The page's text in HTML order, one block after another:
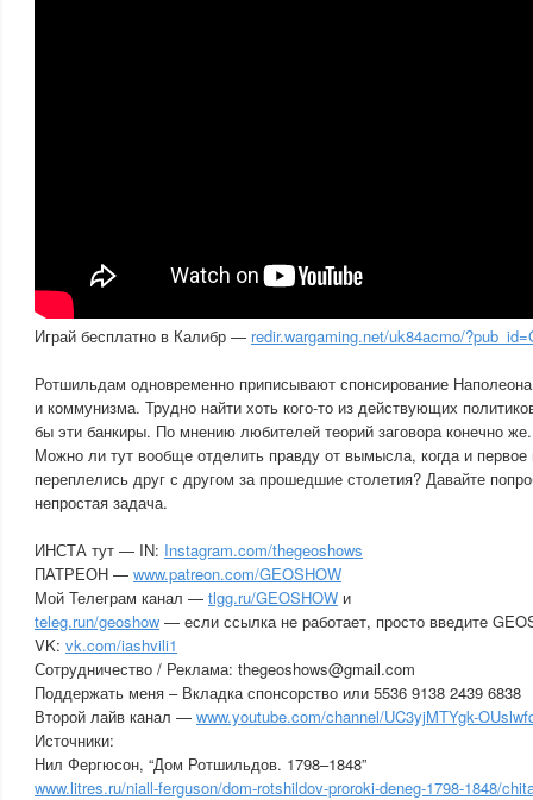
Играй бесплатно в Калибр — redir.wargaming.net/uk84acmo/
Ротшильдам одновременно приписывают спонсирование
и коммунизма. Трудно найти хоть кого-то из действующих
бы эти банкиры. По мнению любителей теорий заговора конечно же.
Можно ли тут вообще отделить правду от вымысла, когда и первое
переплелись друг с другом за прошедшие столетия? Давайте
непростая задача.
ИНСТА тут — IN: Instagram.com/thegeoshows
ПАТРЕОН — www.patreon.com/GEOSHOW
Мой Телеграм канал — tlgg.ru/GEOSHOW и
teleg.run/geoshow — если ссылка не работает, просто введите
VK: vk.com/iashvili1
Сотрудничество / Реклама: thegeoshows@gmail.com
Поддержать меня – Вкладка спонсорство или 5536 9138 2439 6838
Второй лайв канал — www.youtube.com/channel/UC3yjMTYgk-
Источники:
Нил Фергюсон, “Дом Ротшильдов. 1798–1848”
www.litres.ru/niall-ferguson/dom-rotshildov-proroki-deneg-1798-1848/